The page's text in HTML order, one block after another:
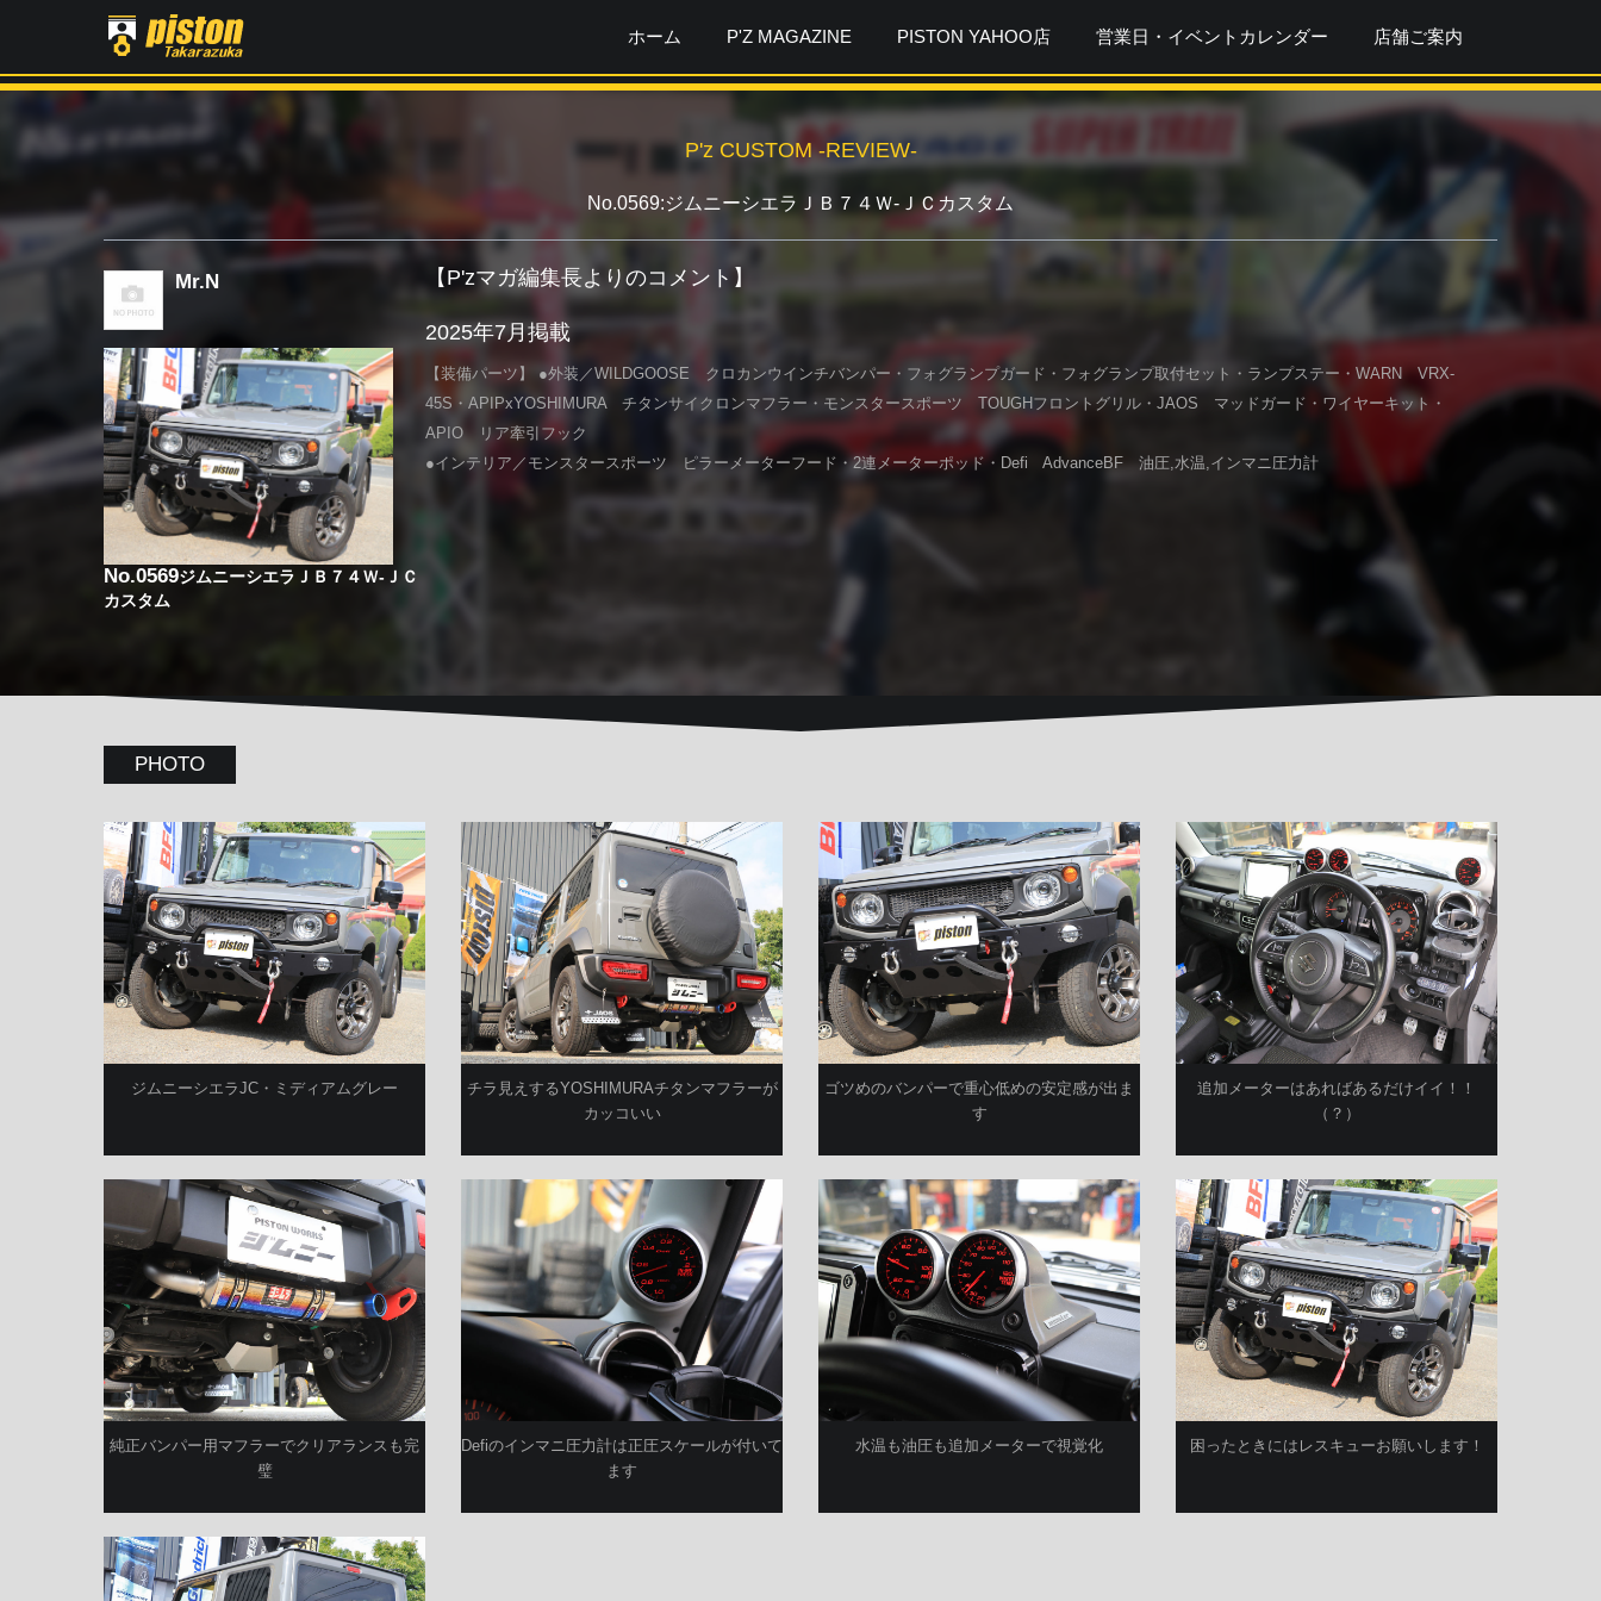
ホーム P'Z MAGAZINE PISTON YAHOO店 営業日・イベントカレンダー 店舗ご案内
P'z CUSTOM -REVIEW-
No.0569:ジムニーシエラＪＢ７４Ｗ-ＪＣカスタム
Mr.N
No.0569ジムニーシエラＪＢ７４Ｗ-ＪＣ
カスタム
【P'zマガ編集長よりのコメント】
2025年7月掲載
【装備パーツ】 ●外装／WILDGOOSE クロカンウインチバンパー・フォグランプガード・フォグランプ取付セット・ランプステー・WARN VRX-
45S・APIPxYOSHIMURA チタンサイクロンマフラー・モンスタースポーツ TOUGHフロントグリル・JAOS マッドガード・ワイヤーキット・
APIO リア牽引フック
●インテリア／モンスタースポーツ ピラーメーターフード・2連メーターポッド・Defi AdvanceBF 油圧,水温,インマニ圧力計
PHOTO
ジムニーシエラJC・ミディアムグレー
チラ見えするYOSHIMURAチタンマフラーが
カッコいい
ゴツめのバンパーで重心低めの安定感が出ま
す
追加メーターはあればあるだけイイ！！
（？）
純正バンパー用マフラーでクリアランスも完
璧
Defiのインマニ圧力計は正圧スケールが付いて
ます
水温も油圧も追加メーターで視覚化 困ったときにはレスキューお願いします！